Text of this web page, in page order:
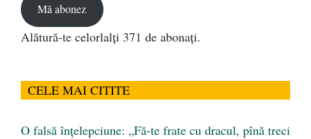
Mă abonez
Alătură-te celorlalți 371 de abonați.
CELE MAI CITITE
O falsă înțelepciune: „Fă-te frate cu dracul, pînă treci